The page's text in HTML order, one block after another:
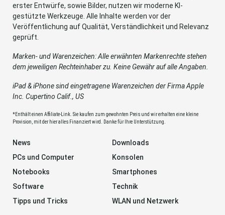
erster Entwürfe, sowie Bilder, nutzen wir moderne KI-
gestützte Werkzeuge. Alle Inhalte werden vor der
Veröffentlichung auf Qualität, Verständlichkeit und Relevanz
geprüft.
Marken- und Warenzeichen: Alle erwähnten Markenrechte stehen
dem jeweiligen Rechteinhaber zu. Keine Gewähr auf alle Angaben.
iPad & iPhone sind eingetragene Warenzeichen der Firma Apple
Inc. Cupertino Calif., US
*Enthält einen Affiliate-Link. Sie kaufen zum gewohnten Preis und wir erhalten eine kleine
Provision, mit der hier alles Finanziert wird. Danke für Ihre Unterstützung.
News
Downloads
PCs und Computer
Konsolen
Notebooks
Smartphones
Software
Technik
Tipps und Tricks
WLAN und Netzwerk